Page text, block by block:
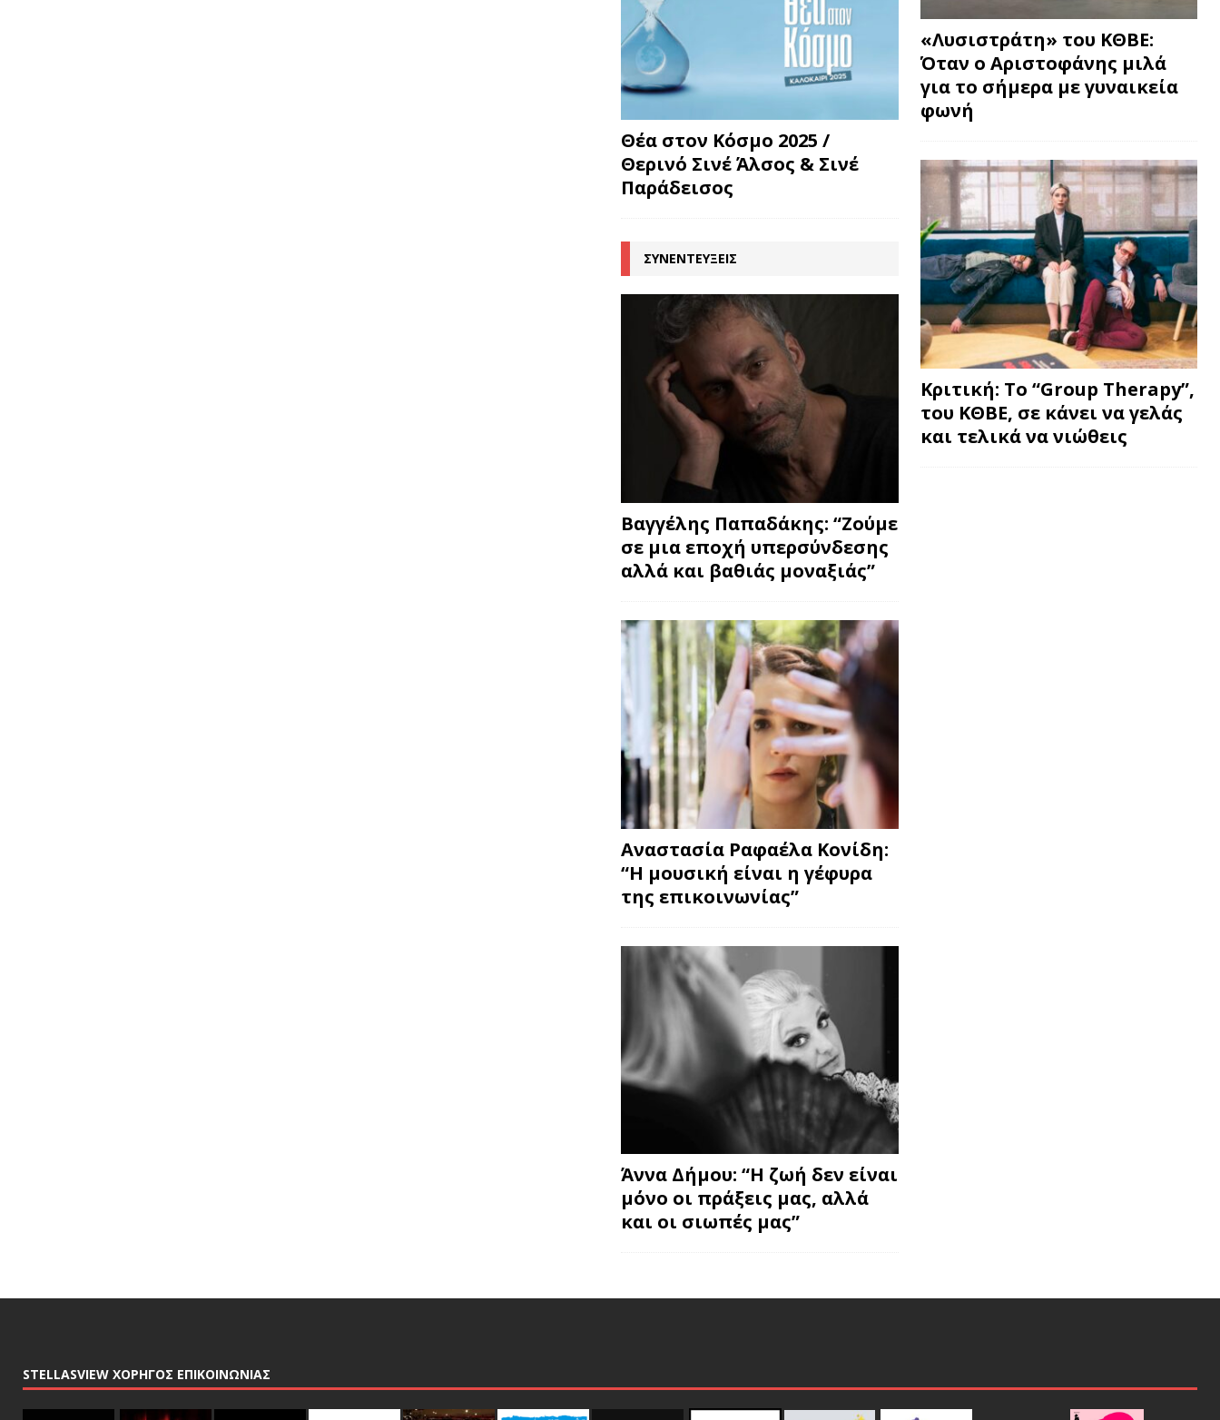
Θέα στον Κόσμο 2025 /
Θερινό Σινέ Άλσος & Σινέ
Παράδεισος
ΣΥΝΕΝΤΕΥΞΕΙΣ
Βαγγέλης Παπαδάκης: “Ζούμε
σε μια εποχή υπερσύνδεσης
αλλά και βαθιάς μοναξιάς”
Αναστασία Ραφαέλα Κονίδη:
“Η μουσική είναι η γέφυρα
της επικοινωνίας”
Άννα Δήμου: “Η ζωή δεν είναι
μόνο οι πράξεις μας, αλλά
και οι σιωπές μας”
«Λυσιστράτη» του ΚΘΒΕ:
Όταν ο Αριστοφάνης μιλά
για το σήμερα με γυναικεία
φωνή
Κριτική: Το “Group Therapy”,
του ΚΘΒΕ, σε κάνει να γελάς
και τελικά να νιώθεις
STELLASVIEW ΧΟΡΗΓΟΣ ΕΠΙΚΟΙΝΩΝΙΑΣ